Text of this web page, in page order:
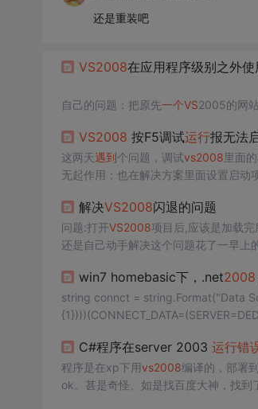
还是重装吧
VS2008在应用程序级别之外
自己的问题：把原先一个VS2005的网
一、在应用程序级别之外使用注册为
原因：如果在 IIS 中没有将虚拟目录配
VS2008 按F5调试运行报无法
这两天遇到个问题，调试vs2008里面
无起作用；也在解决方案里面设置启动
解决VS2008闪退的问题
问题:打开VS2008项目后,应该是加载
还是自己动手解决这个问题花了一早上
win7 homebasic下，.net2008
string connct = string.Format("Data
C#程序在server 2003 运行错
程序是在xp下用vs2008编译的，部署
ok。甚是奇怪、如是找百度大神，找